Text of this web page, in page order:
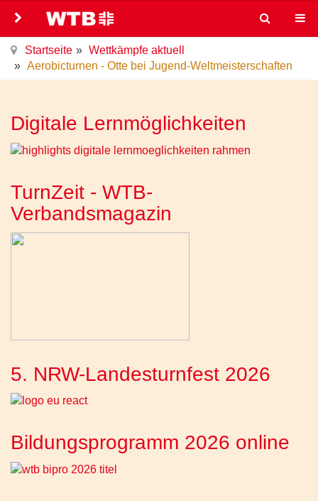
Startseite
Wettkämpfe aktuell
Aerobicturnen - Otte bei Jugend-Weltmeisterschaften
Digitale Lernmöglichkeiten
TurnZeit - WTB-
Verbandsmagazin
5. NRW-Landesturnfest 2026
Bildungsprogramm 2026 online